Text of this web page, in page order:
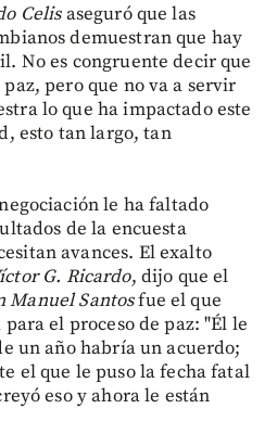
Celisaseguró que las
demuestran que hay
No es congruente decir que
pero que no va a servir
lo que ha impactado este
esto tan largo, tan
le ha faltado
de la encuesta
avances. El exalto
G. Ricardo, dijo que el
Manuel Santosfue el que
el proceso de paz: "Él le
un año habría un acuerdo;
el que le puso la fecha fatal
eso y ahora le están